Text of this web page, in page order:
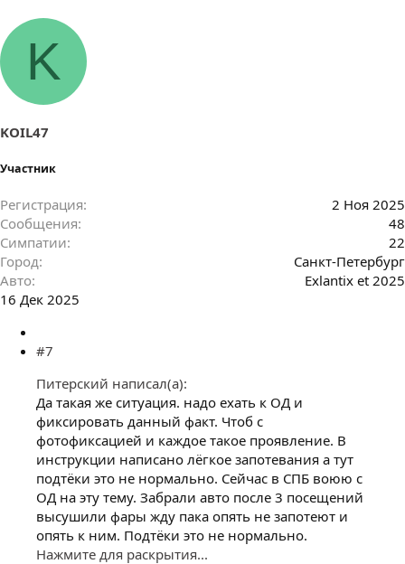
K
KOIL47
Участник
Регистрация
2 Ноя 2025
Сообщения
48
Симпатии
22
Город
Санкт-Петербург
Авто
Exlantix et 2025
16 Дек 2025
#7
Питерский написал(а):
Да такая же ситуация. надо ехать к ОД и
фиксировать данный факт. Чтоб с
фотофиксацией и каждое такое проявление. В
инструкции написано лёгкое запотевания а тут
подтёки это не нормально. Сейчас в СПБ воюю с
ОД на эту тему. Забрали авто после 3 посещений
высушили фары жду пака опять не запотеют и
опять к ним. Подтёки это не нормально.
Нажмите для раскрытия...